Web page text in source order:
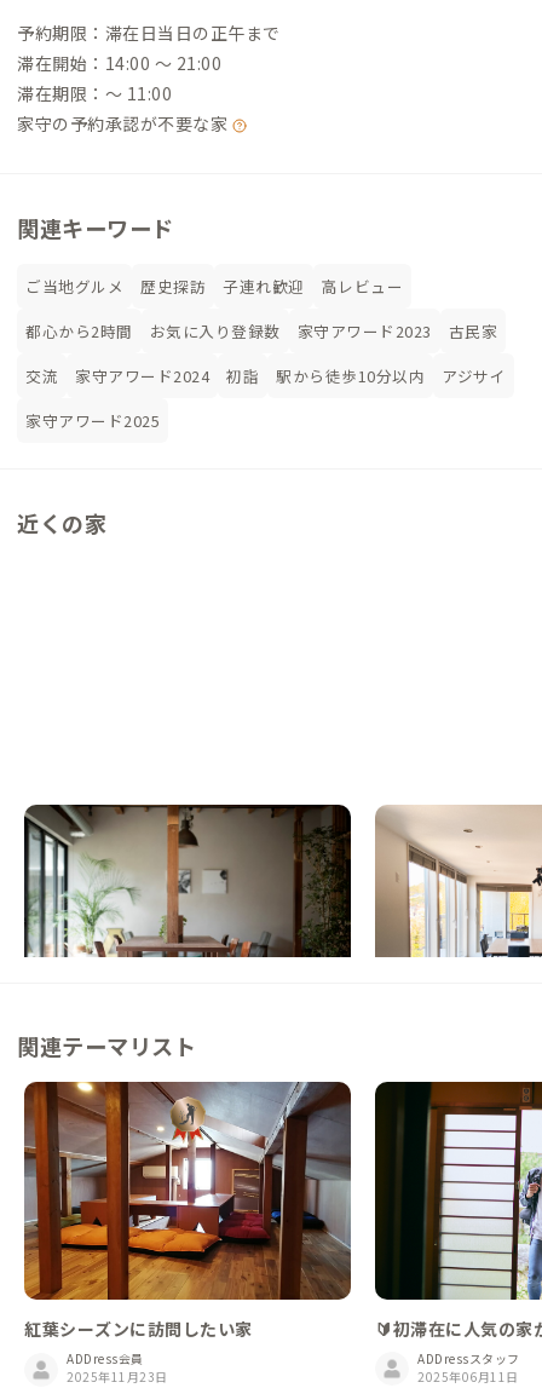
予約期限：滞在日当日の正午まで
滞在開始：14:00 〜 21:00
滞在期限：〜 11:00
家守の予約承認が不要な家
関連キーワード
ご当地グルメ 歴史探訪 子連れ歓迎
高レビュー
都心から2時間
お気に入り登録数 家守アワード2023
古民家
交流
家守アワード2024 初詣 駅から徒歩10分以内
アジサイ
家守アワード2025
近くの家
逗子B邸
神奈川県 ゲストハウス
【駅徒歩10分】温かみのある空間でゆった
り逗子ライフを
この家からの距離 5km
葉山A邸
神奈川県 シェアハウス
【東京駅から60分】
リンリゾートな家
この家からの距離 8km
関連テーマリスト
紅葉シーズンに訪問したい家
ADDress会員
2025年11月23日
🔰初滞在に人気の
eをはじめよう
ADDressスタッフ
2025年06月11日